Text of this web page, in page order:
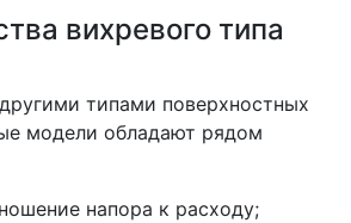
вихревого типа
типами поверхностных
модели обладают рядом
напора к расходу;